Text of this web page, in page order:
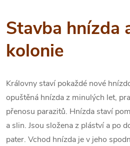
Stavba hnízda
kolonie
Královny staví pokaždé nové
opuštěná hnízda z minulých let,
přenosu parazitů. Hnízda staví
a slin. Jsou složena z pláství a po
pater. Vchod hnízda je v jeho